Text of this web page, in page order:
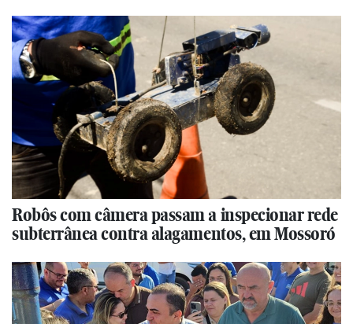
Robôs com câmera passam a inspecionar rede
subterrânea contra alagamentos, em Mossoró